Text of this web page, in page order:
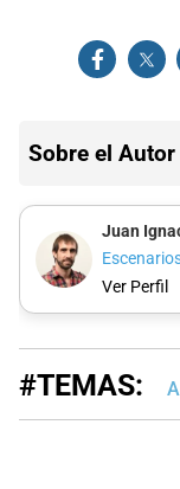
Sobre el Autor
Juan
Ver Perfil
#TEMAS: